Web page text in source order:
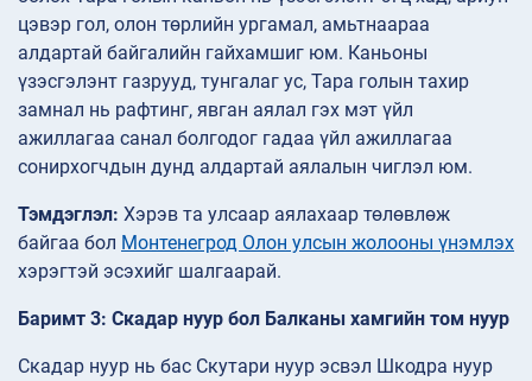
цэвэр гол, олон төрлийн ургамал, амьтнаараа
алдартай байгалийн гайхамшиг юм. Каньоны
үзэсгэлэнт газрууд, тунгалаг ус, Тара голын тахир
замнал нь рафтинг, явган аялал гэх мэт үйл
ажиллагаа санал болгодог гадаа үйл ажиллагаа
сонирхогчдын дунд алдартай аялалын чиглэл юм.
Тэмдэглэл: Хэрэв та улсаар аялахаар төлөвлөж
байгаа бол Монтенегрод Олон улсын жолооны үнэмлэх
хэрэгтэй эсэхийг шалгаарай.
Баримт 3: Скадар нуур бол Балканы хамгийн том нуур
Скадар нуур нь бас Скутари нуур эсвэл Шкодра нуур